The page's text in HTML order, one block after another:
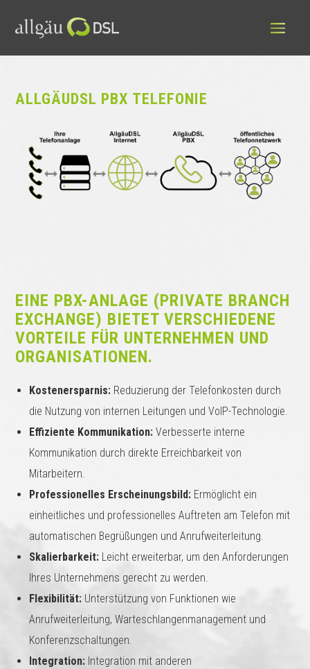
ALLGÄUDSL PBX TELEFONIE
EINE PBX-ANLAGE (PRIVATE BRANCH
EXCHANGE) BIETET VERSCHIEDENE
VORTEILE FÜR UNTERNEHMEN UND
ORGANISATIONEN.
Kostenersparnis: Reduzierung der Telefonkosten durch
die Nutzung von internen Leitungen und VoIP-Technologie.
Effiziente Kommunikation:Verbesserte interne
Kommunikation durch direkte Erreichbarkeit von
Mitarbeitern.
Professionelles Erscheinungsbild: Ermöglicht ein
einheitliches und professionelles Auftreten am Telefon mit
automatischen Begrüßungen und Anrufweiterleitung.
Skalierbarkeit: Leicht erweiterbar, um den Anforderungen
Ihres Unternehmens gerecht zu werden.
Flexibilität: Unterstützung von Funktionen wie
Anrufweiterleitung, Warteschlangenmanagement und
Konferenzschaltungen.
Integration: Integration mit anderen